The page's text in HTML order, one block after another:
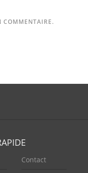
COMMENTAIRE.
Contact